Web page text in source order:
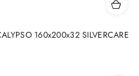
160x200x32 SILVERCARE